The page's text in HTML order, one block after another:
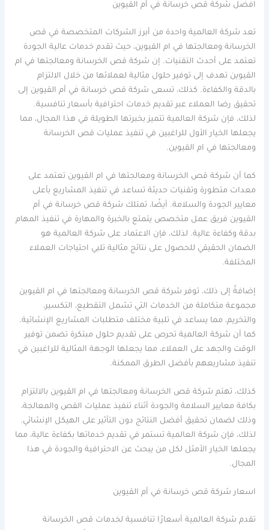
افضل شركة قص خرسانة في أم القيوين
تعد شركة العالمية واحدة من أبرز الشركات المتخصصة في قص
الخرسانة ومعالجتها في ام القيوين، حيث تقدم خدمات عالية الجودة
تعتمد على أحدث التقنيات. إن شركة قص الخرسانة ومعالجتها في ام
القيوين تهدف إلى توفير حلول مثالية لعملائها من خلال الالتزام
بالدقة والكفاءة. كذلك، تسعى شركة قص خرسانة في أم القيوين إلى
تحقيق رضا العملاء عبر تقديم خدمات احترافية بأسعار تنافسية.
لذلك، فإن شركة العالمية تتميز بخبرتها الطويلة في هذا المجال، مما
يجعلها الخيار الأول للراغبين في تنفيذ عمليات قص الخرسانة
ومعالجتها في ام القيوين.
كما أن شركة قص الخرسانة ومعالجتها في ام القيوين تعتمد على
معدات متطورة وتقنيات حديثة تساعد في تنفيذ المشاريع بأعلى
معايير الجودة والسلامة. أيضًا، تمتلك شركة قص خرسانة في أم
القيوين فريق عمل متخصص يتمتع بالخبرة والمهارة في تنفيذ المهام
بدقة وكفاءة عالية. لذلك، فإن الاعتماد على شركة العالمية هو
الضمان الحقيقي للحصول على نتائج مثالية تلبي احتياجات العملاء
المختلفة.
إضافةً إلى ذلك، توفر شركة قص الخرسانة ومعالجتها في ام القيوين
مجموعة متكاملة من الخدمات التي تشمل التقطيع، التكسير،
والتخريم، مما يساعد في تلبية مختلف متطلبات المشاريع الإنشائية.
كما أن شركة العالمية تحرص على تقديم حلول مبتكرة تضمن توفير
الوقت والجهد على العملاء، مما يجعلها الوجهة المثالية للراغبين في
تنفيذ مشاريعهم بأفضل الطرق الممكنة.
كذلك، تهتم شركة قص الخرسانة ومعالجتها في ام القيوين بالالتزام
بكافة معايير السلامة والجودة أثناء تنفيذ عمليات القص والمعالجة،
وذلك لضمان تحقيق أفضل النتائج دون التأثير على الهيكل الإنشائي.
لذلك، فإن شركة العالمية تستمر في تقديم خدماتها بكفاءة عالية، مما
يجعلها الخيار الأمثل لكل من يبحث عن الاحترافية والجودة في هذا
المجال.
اسعار شركة قص خرسانة في أم القيوين
تقدم شركة العالمية أسعارًا تنافسية لخدمات قص الخرسانة